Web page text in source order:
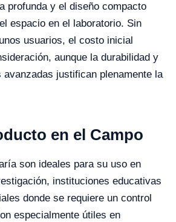
profunda y el diseño compacto
espacio en el laboratorio. Sin
usuarios, el costo inicial
aunque la durabilidad y
justifican plenamente la
en el Campo
son ideales para su uso en
instituciones educativas
donde se requiere un control
especialmente útiles en